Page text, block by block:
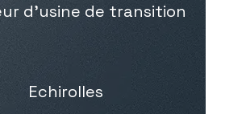
d’usine de transition
Echirolles